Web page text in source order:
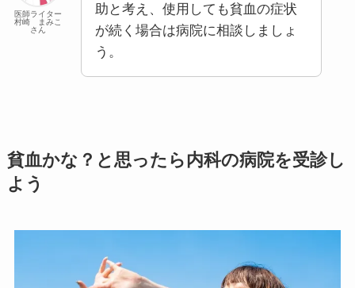
医師ライター
村崎 まみこ
さん
助と考え、使用しても貧血の症状
が続く場合は病院に相談しましょ
う。
貧血かな？と思ったら内科の病院を受診し
よう